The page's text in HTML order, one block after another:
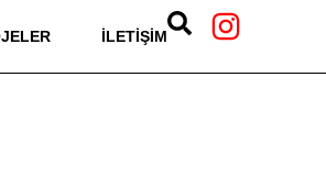
İLETIŞIM